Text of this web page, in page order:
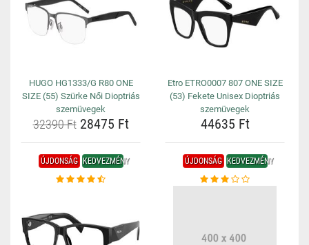
HUGO HG1333/G R80 ONE
SIZE (55) Szürke Női Dioptriás
szemüvegek
32390 Ft28475 Ft
Etro ETRO0007 807 ONE SIZE
(53) Fekete Unisex Dioptriás
szemüvegek
44635 Ft
ÚJDONSÁG KEDVEZMÉNY ÚJDONSÁG KEDVEZMÉNY